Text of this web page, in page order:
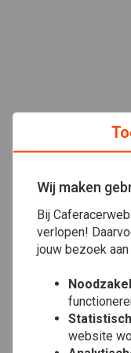
Wij maken
Bij
verlopen!
jouw bezoek
website